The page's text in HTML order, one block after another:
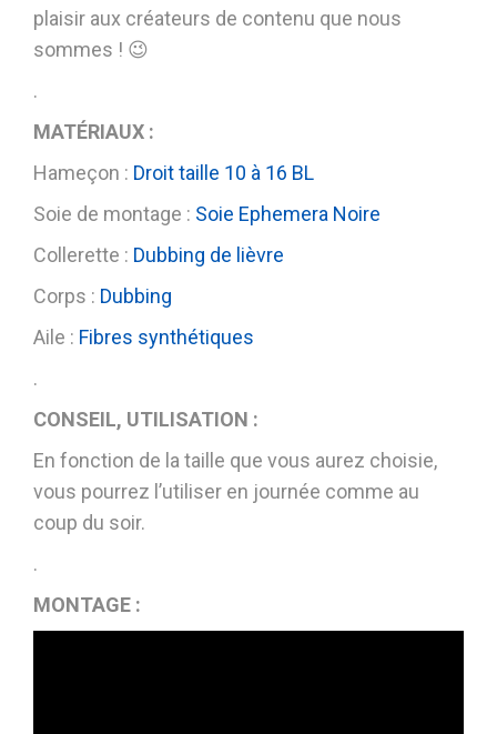
plaisir aux créateurs de contenu que nous
sommes ! 😉
.
MATÉRIAUX :
Hameçon : Droit taille 10 à 16 BL
Soie de montage : Soie Ephemera Noire
Collerette : Dubbing de lièvre
Corps : Dubbing
Aile : Fibres synthétiques
.
CONSEIL, UTILISATION :
En fonction de la taille que vous aurez choisie,
vous pourrez l’utiliser en journée comme au
coup du soir.
.
MONTAGE :